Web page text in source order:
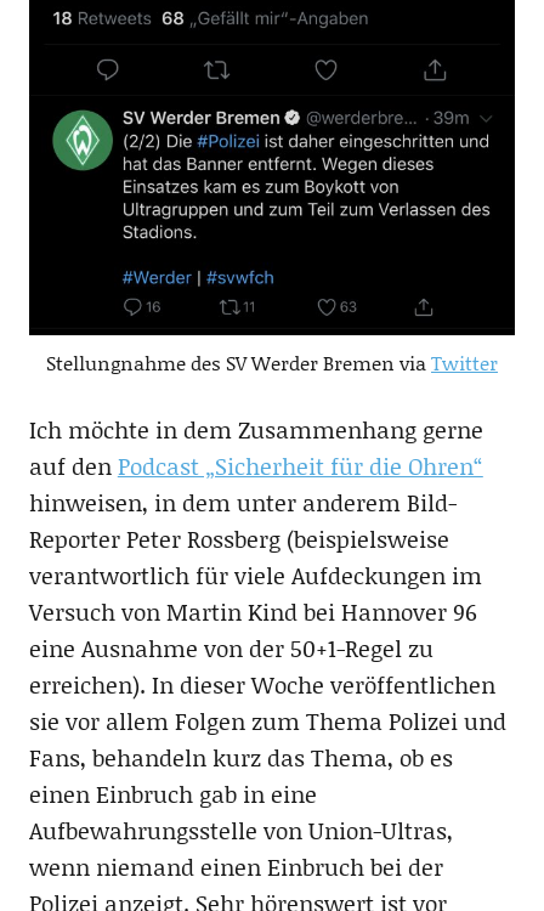
Stellungnahme des SV Werder Bremen viaTwitter
Ich möchte in dem Zusammenhang gerne
auf denPodcast „Sicherheit für die Ohren“
hinweisen, in dem unter anderem Bild-
Reporter Peter Rossberg (beispielsweise
verantwortlich für viele Aufdeckungen im
Versuch von Martin Kind bei Hannover 96
eine Ausnahme von der 50+1-Regel zu
erreichen). In dieser Woche veröffentlichen
sie vor allem Folgen zum Thema Polizei und
Fans, behandeln kurz das Thema, ob es
einen Einbruch gab in eine
Aufbewahrungsstelle von Union-Ultras,
wenn niemand einen Einbruch bei der
Polizei anzeigt. Sehr hörenswert ist vor